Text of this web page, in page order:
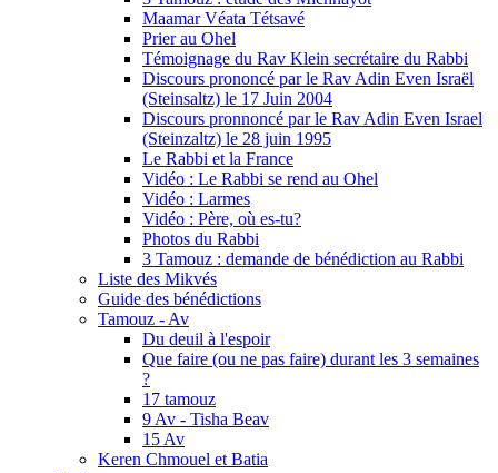
Maamar Véata Tétsavé
Prier au Ohel
Témoignage du Rav Klein secrétaire du Rabbi
Discours prononcé par le Rav Adin Even Israël
(Steinsaltz) le 17 Juin 2004
Discours pronnoncé par le Rav Adin Even Israel
(Steinzaltz) le 28 juin 1995
Le Rabbi et la France
Vidéo : Le Rabbi se rend au Ohel
Vidéo : Larmes
Vidéo : Père, où es-tu?
Photos du Rabbi
3 Tamouz : demande de bénédiction au Rabbi
Liste des Mikvés
Guide des bénédictions
Tamouz - Av
Du deuil à l'espoir
Que faire (ou ne pas faire) durant les 3 semaines
?
17 tamouz
9 Av - Tisha Beav
15 Av
Keren Chmouel et Batia